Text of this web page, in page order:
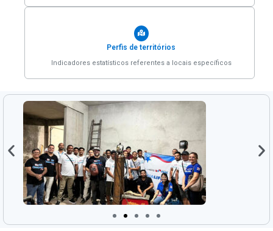
Perfis de territórios
Indicadores estatísticos referentes a locais específicos